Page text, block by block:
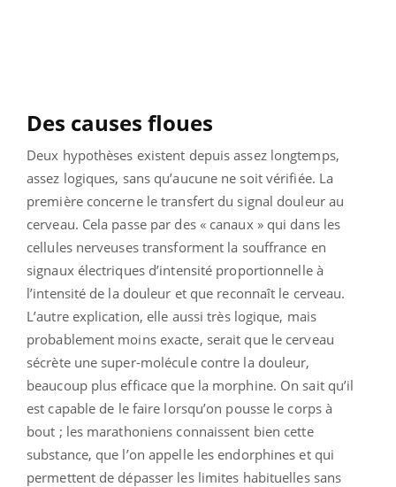
Des causes floues
Deux hypothèses existent depuis assez longtemps,
assez logiques, sans qu’aucune ne soit vérifiée. La
première concerne le transfert du signal douleur au
cerveau. Cela passe par des « canaux » qui dans les
cellules nerveuses transforment la souffrance en
signaux électriques d’intensité proportionnelle à
l’intensité de la douleur et que reconnaît le cerveau.
L’autre explication, elle aussi très logique, mais
probablement moins exacte, serait que le cerveau
sécrète une super-molécule contre la douleur,
beaucoup plus efficace que la morphine. On sait qu’il
est capable de le faire lorsqu’on pousse le corps à
bout ; les marathoniens connaissent bien cette
substance, que l’on appelle les endorphines et qui
permettent de dépasser les limites habituelles sans